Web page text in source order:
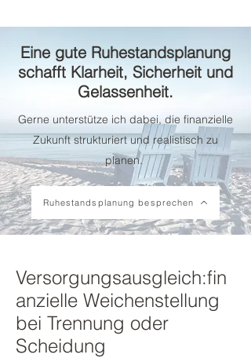
Eine gute Ruhestandsplanung
schafft Klarheit, Sicherheit und
Gelassenheit.
Gerne unterstütze ich dabei, die finanzielle
Zukunft strukturiert und realistisch zu
planen.
Ruhestandsplanung besprechen
Versorgungsausgleich:fin
anzielle Weichenstellung
bei Trennung oder
Scheidung